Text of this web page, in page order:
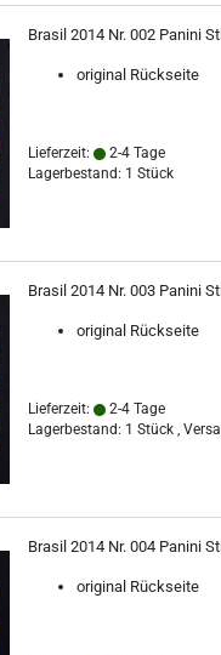
Brasil 2014 Nr. 002 Panini
original Rückseite
Lieferzeit:
2-4 Tage
Lagerbestand: 1 Stück
Brasil 2014 Nr. 003 Panini
original Rückseite
Lieferzeit:
2-4 Tage
Lagerbestand: 1 Stück ,
Brasil 2014 Nr. 004 Panini
original Rückseite